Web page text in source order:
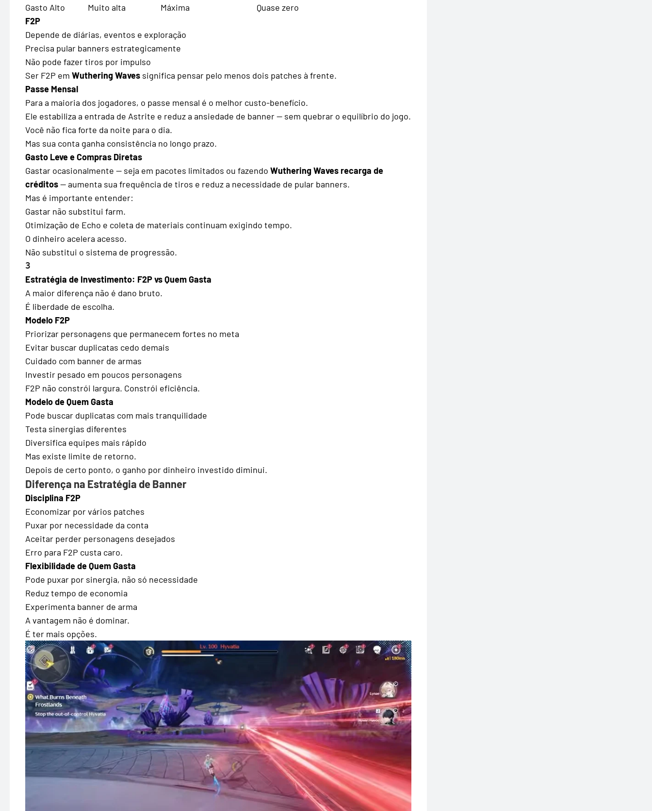
Gasto Alto
Muito alta Máxima
Quase zero
F2P
Depende de diárias, eventos e exploração
Precisa pular banners estrategicamente
Não pode fazer tiros por impulso
Ser F2P em Wuthering Waves significa pensar pelo menos dois patches à frente.
Passe Mensal
Para a maioria dos jogadores, o passe mensal é o melhor custo-benefício.
Ele estabiliza a entrada de Astrite e reduz a ansiedade de banner — sem quebrar o equilíbrio do jogo.
Você não fica forte da noite para o dia.
Mas sua conta ganha consistência no longo prazo.
Gasto Leve e Compras Diretas
Gastar ocasionalmente — seja em pacotes limitados ou fazendo Wuthering Waves recarga de
créditos— aumenta sua frequência de tiros e reduz a necessidade de pular banners.
Mas é importante entender:
Gastar não substitui farm.
Otimização de Echo e coleta de materiais continuam exigindo tempo.
O dinheiro acelera acesso.
Não substitui o sistema de progressão.
3
Estratégia de Investimento: F2P vs Quem Gasta
A maior diferença não é dano bruto.
É liberdade de escolha.
Modelo F2P
Priorizar personagens que permanecem fortes no meta
Evitar buscar duplicatas cedo demais
Cuidado com banner de armas
Investir pesado em poucos personagens
F2P não constrói largura. Constrói eficiência.
Modelo de Quem Gasta
Pode buscar duplicatas com mais tranquilidade
Testa sinergias diferentes
Diversifica equipes mais rápido
Mas existe limite de retorno.
Depois de certo ponto, o ganho por dinheiro investido diminui.
Diferença na Estratégia de Banner
Disciplina F2P
Economizar por vários patches
Puxar por necessidade da conta
Aceitar perder personagens desejados
Erro para F2P custa caro.
Flexibilidade de Quem Gasta
Pode puxar por sinergia, não só necessidade
Reduz tempo de economia
Experimenta banner de arma
A vantagem não é dominar.
É ter mais opções.